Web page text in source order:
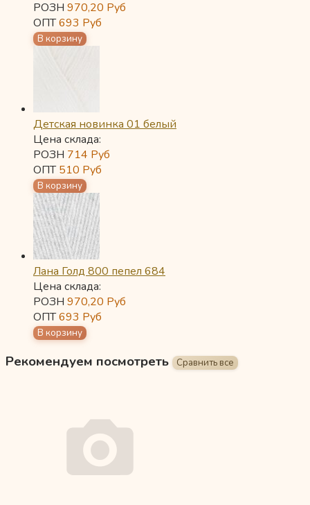
РОЗН 970,20 Руб
ОПТ693 Руб
Детская новинка 01 белый
Цена склада:
РОЗН 714 Руб
ОПТ510 Руб
Лана Голд 800 пепел 684
Цена склада:
РОЗН 970,20 Руб
ОПТ693 Руб
Рекомендуем посмотреть